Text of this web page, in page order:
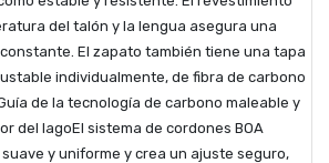
del talón y la lengua asegura una
El zapato también tiene una tapa
individualmente, de fibra de carbono
de la tecnología de carbono maleable y
del lagoEl sistema de cordones BOA
y uniforme y crea un ajuste seguro,